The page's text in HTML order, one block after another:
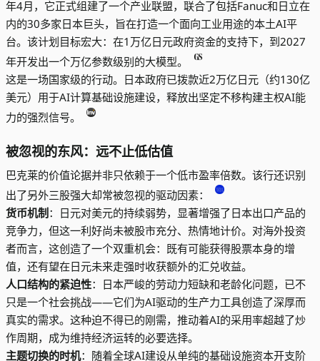
年4月，它正式组建了一个产业联盟，联合了包括Fanuc和日立在
内的30多家日本巨头，旨在打造一个面向工业用途的本土AI平
台。该计划目标宏大：在1万亿日元政府资金的支持下，到2027
年开发出一个万亿参数级别的大模型。
这是一场国家级的行动。日本政府已拨款近2万亿日元（约130亿
美元）用于AI计算基础设施建设，释放出坚定不移构建主权AI能
力的强烈信号。
被忽视的东风：远不止低估值
巴克莱的价值论据并非只依赖于一个低市盈率倍数。该行还识别
出了另外三股强大却常被忽视的驱动因素：
货币机制：日元对美元的持续弱势，显著增强了日本出口产品的
竞争力，但这一利好尚未被股市充分、热情地计价。对海外投资
者而言，这创造了一个双重机会：既有可能获得股票本身的增
值，还有望在日元未来走强时收获额外的汇兑收益。
人口结构的紧迫性：日本严峻的劳动力短缺和老龄化问题，已不
只是一个社会挑战——它们为AI驱动的生产力工具创造了深厚而
真实的需求。这种迫不得已的刚需，推动着AI的采用率超越了炒
作周期，成为维持经济运转的必要选择。
主题切换的时机：随着全球AI建设从单纯的基础设施资本开支阶